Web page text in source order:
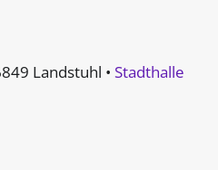
Landstuhl • Stadthalle